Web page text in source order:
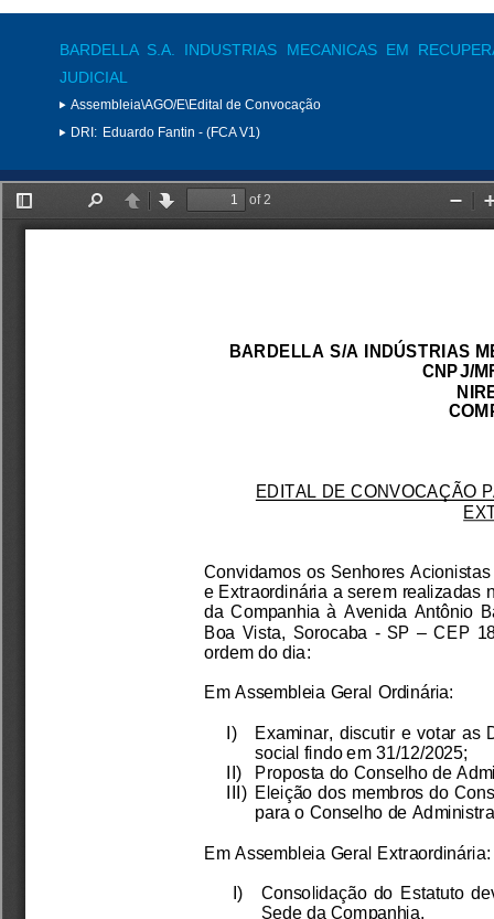
BARDELLA S.A. INDUSTRIAS MECANICAS EM
JUDICIAL
Assembleia\AGO/E\Edital de Convocação
DRI: Eduardo Fantin - (FCA V1)